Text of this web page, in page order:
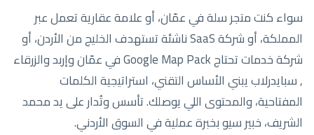
سواء كنت متجر سلة في عمّان، أو علامة عقارية تعمل عبر
المملكة، أو شركة SaaS ناشئة تستهدف الخليج من الأردن، أو
شركة خدمات تحتاج Google Map Pack في عمّان وإربد والزرقاء
, سبايدرلاب يبني الأساس التقني، استراتيجية الكلمات
المفتاحية، والمحتوى اللي يوصلك. تأسس وتُدار على يد محمد
الشريف، خبير سيو بخبرة عملية في السوق الأردني.